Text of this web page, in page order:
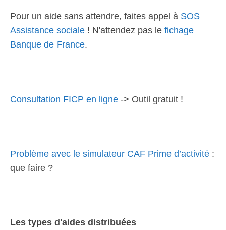
Pour un aide sans attendre, faites appel à SOS
Assistance sociale ! N'attendez pas le fichage
Banque de France.
Consultation FICP en ligne -> Outil gratuit !
Problème avec le simulateur CAF Prime d’activité :
que faire ?
Les types d'aides distribuées